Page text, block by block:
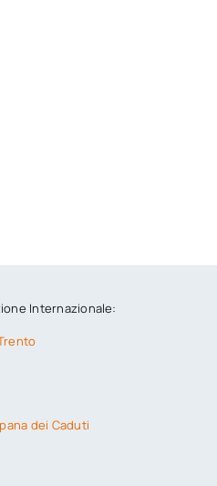
Internazionale:
dei Caduti